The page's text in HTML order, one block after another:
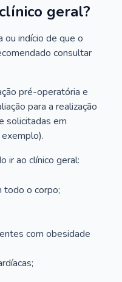
geral?
ou indício de que o
consultar
pré-operatória e
para a realização
solicitadas em
ir ao clínico geral:
todo o corpo;
com obesidade